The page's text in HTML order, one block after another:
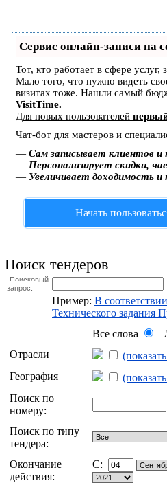
Сервис онлайн-записи на
Тот, кто работает в сфере
Мало того, что нужно видеть
визитах тоже. Нашли самый
VisitTime.
Для новых пользователей
Чат-бот для мастеров и
— Сам записывает клиентов и
— Персонализирует скидки,
— Увеличивает доходимость
Начать
Поиск тендеров
Поисковый
запрос:
Пример: В
Технического задания
Все слова
Отрасли
География
Поиск по
номеру:
Поиск по типу
тендера:
Окончание
действия:
C: